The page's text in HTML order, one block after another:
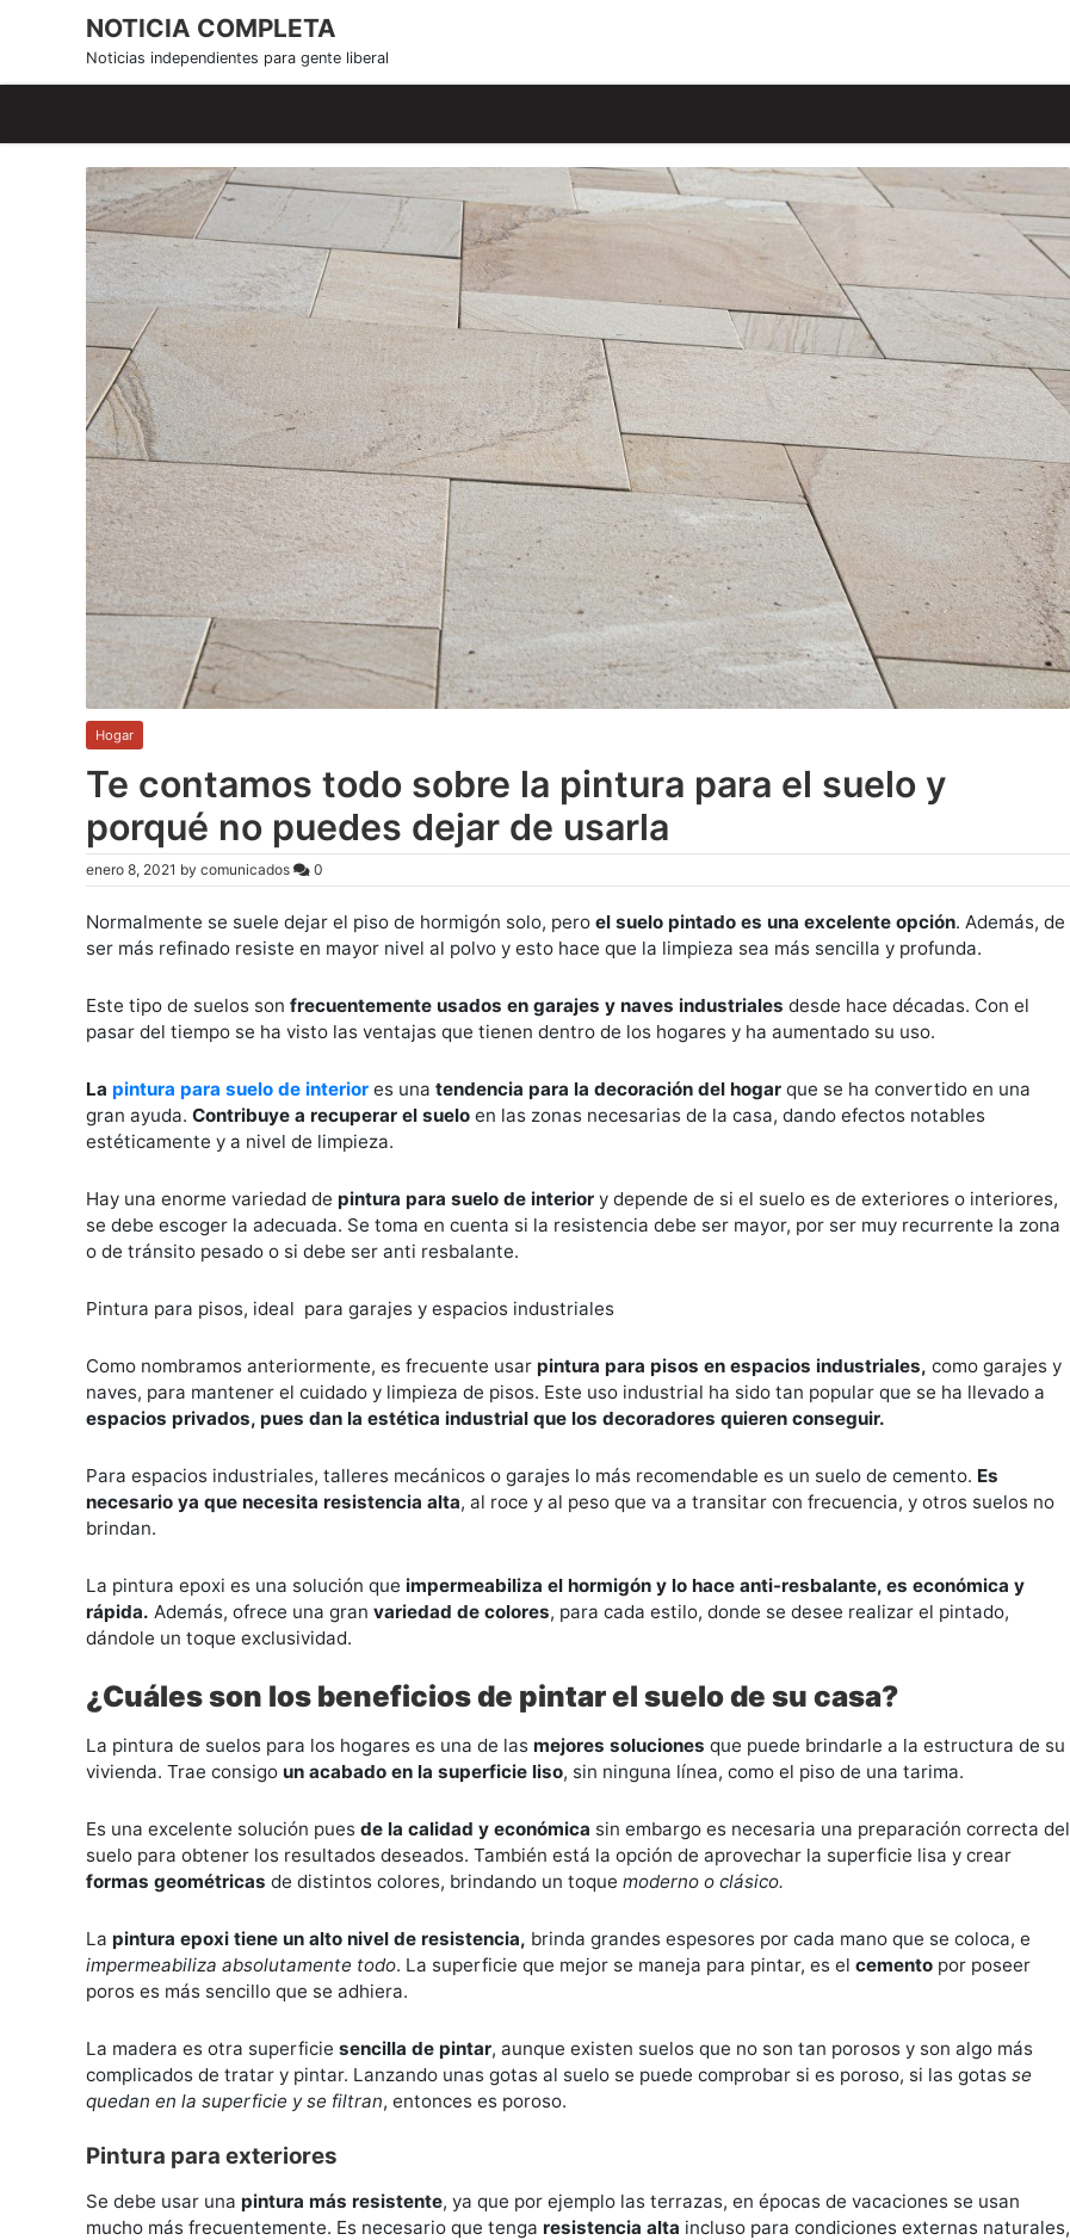
NOTICIA COMPLETA
Noticias independientes para gente liberal
Hogar
Te contamos todo sobre la pintura para el suelo y
porqué no puedes dejar de usarla
enero 8, 2021 by comunicados 0
Normalmente se suele dejar el piso de hormigón solo, pero el suelo pintado es una excelente opción. Además, de
ser más refinado resiste en mayor nivel al polvo y esto hace que la limpieza sea más sencilla y profunda.
Este tipo de suelos son frecuentemente usados en garajes y naves industriales desde hace décadas. Con el
pasar del tiempo se ha visto las ventajas que tienen dentro de los hogares y ha aumentado su uso.
La pintura para suelo de interior es una tendencia para la decoración del hogar que se ha convertido en una
gran ayuda. Contribuye a recuperar el suelo en las zonas necesarias de la casa, dando efectos notables
estéticamente y a nivel de limpieza.
Hay una enorme variedad de pintura para suelo de interior y depende de si el suelo es de exteriores o interiores,
se debe escoger la adecuada. Se toma en cuenta si la resistencia debe ser mayor, por ser muy recurrente la zona
o de tránsito pesado o si debe ser anti resbalante.
Pintura para pisos, ideal para garajes y espacios industriales
Como nombramos anteriormente, es frecuente usar pintura para pisos en espacios industriales, como garajes y
naves, para mantener el cuidado y limpieza de pisos. Este uso industrial ha sido tan popular que se ha llevado a
espacios privados, pues dan la estética industrial que los decoradores quieren conseguir.
Para espacios industriales, talleres mecánicos o garajes lo más recomendable es un suelo de cemento. Es
necesario ya que necesita resistencia alta, al roce y al peso que va a transitar con frecuencia, y otros suelos no
brindan.
La pintura epoxi es una solución que impermeabiliza el hormigón y lo hace anti-resbalante, es económica y
rápida. Además, ofrece una gran variedad de colores, para cada estilo, donde se desee realizar el pintado,
dándole un toque exclusividad.
¿Cuáles son los beneficios de pintar el suelo de su casa?
La pintura de suelos para los hogares es una de las mejores soluciones que puede brindarle a la estructura de su
vivienda. Trae consigo un acabado en la superficie liso, sin ninguna línea, como el piso de una tarima.
Es una excelente solución pues de la calidad y económica sin embargo es necesaria una preparación correcta del
suelo para obtener los resultados deseados. También está la opción de aprovechar la superficie lisa y crear
formas geométricas de distintos colores, brindando un toque moderno o clásico.
La pintura epoxi tiene un alto nivel de resistencia, brinda grandes espesores por cada mano que se coloca, e
impermeabiliza absolutamente todo. La superficie que mejor se maneja para pintar, es el cemento por poseer
poros es más sencillo que se adhiera.
La madera es otra superficie sencilla de pintar, aunque existen suelos que no son tan porosos y son algo más
complicados de tratar y pintar. Lanzando unas gotas al suelo se puede comprobar si es poroso, si las gotas se
quedan en la superficie y se filtran, entonces es poroso.
Pintura para exteriores
Se debe usar una pintura más resistente, ya que por ejemplo las terrazas, en épocas de vacaciones se usan
mucho más frecuentemente. Es necesario que tenga resistencia alta incluso para condiciones externas naturales,